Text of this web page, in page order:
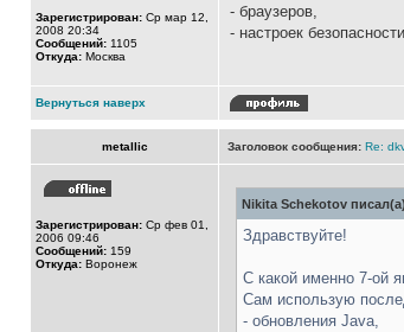
Зарегистрирован: Ср мар 12,
2008 20:34
Сообщений: 1105
Откуда: Москва
- браузеров,
- настроек
Вернуться наверх
metallic Заголовок сообщения: Re:
Зарегистрирован: Ср фев 01,
2006 09:46
Сообщений: 159
Откуда: Воронеж
Nikita Schekotov
Здравствуйте!
С какой именно 7-ой
Сам использую
- обновления Java,